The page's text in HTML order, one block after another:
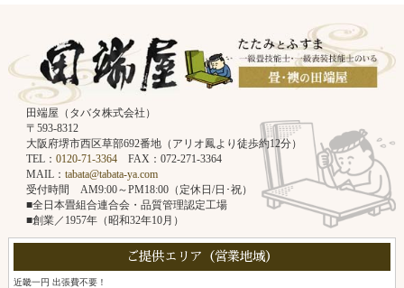
田端屋（タバタ株式会社）
〒593-8312
大阪府堺市西区草部692番地（アリオ鳳より徒歩約12分）
TEL： 0120-71-3364FAX：072-271-3364
MAIL： tabata@tabata-ya.com
受付時間 AM9:00～PM18:00（定休日/日･祝）
■全日本畳組合連合会・品質管理認定工場
■創業／1957年（昭和32年10月）
ご提供エリア（営業地域）
近畿一円 出張費不要！